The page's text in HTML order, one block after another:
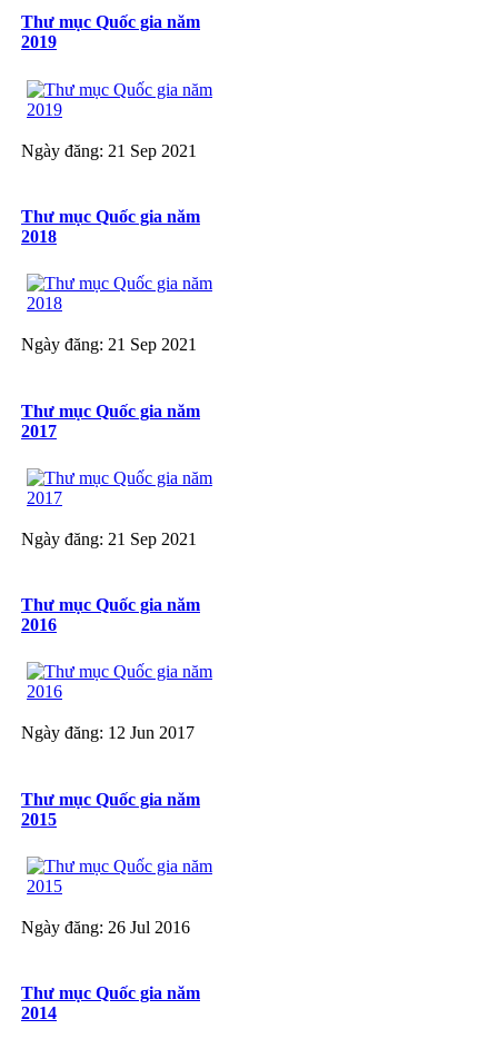
Thư mục Quốc gia năm
2019
Ngày đăng: 21 Sep 2021
Thư mục Quốc gia năm
2018
Ngày đăng: 21 Sep 2021
Thư mục Quốc gia năm
2017
Ngày đăng: 21 Sep 2021
Thư mục Quốc gia năm
2016
Ngày đăng: 12 Jun 2017
Thư mục Quốc gia năm
2015
Ngày đăng: 26 Jul 2016
Thư mục Quốc gia năm
2014